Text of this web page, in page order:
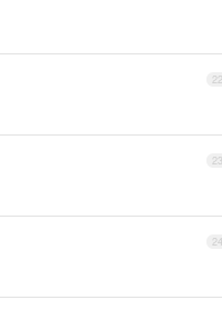
22
23
24